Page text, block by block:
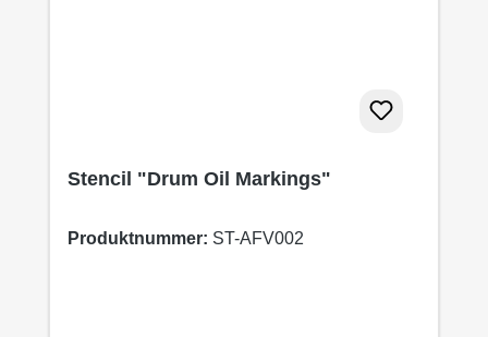
Stencil "Drum Oil Markings"
Produktnummer: ST-AFV002